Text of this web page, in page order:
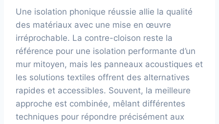
Une isolation phonique réussie allie la qualité
des matériaux avec une mise en œuvre
irréprochable. La contre-cloison reste la
référence pour une isolation performante d’un
mur mitoyen, mais les panneaux acoustiques et
les solutions textiles offrent des alternatives
rapides et accessibles. Souvent, la meilleure
approche est combinée, mêlant différentes
techniques pour répondre précisément aux